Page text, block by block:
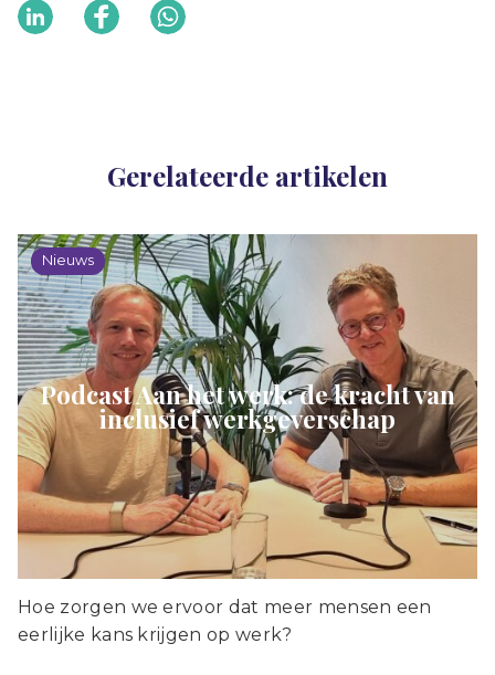
Gerelateerde artikelen
Nieuws
Podcast Aan het werk: de kracht van
inclusief werkgeverschap
Hoe zorgen we ervoor dat meer mensen een
eerlijke kans krijgen op werk?